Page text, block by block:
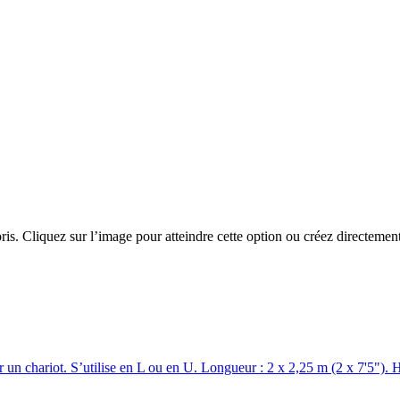
Cliquez sur l’image pour atteindre cette option ou créez
un chariot. S’utilise en L ou en U. Longueur : 2 x 2,25 m (2 x 7'5").